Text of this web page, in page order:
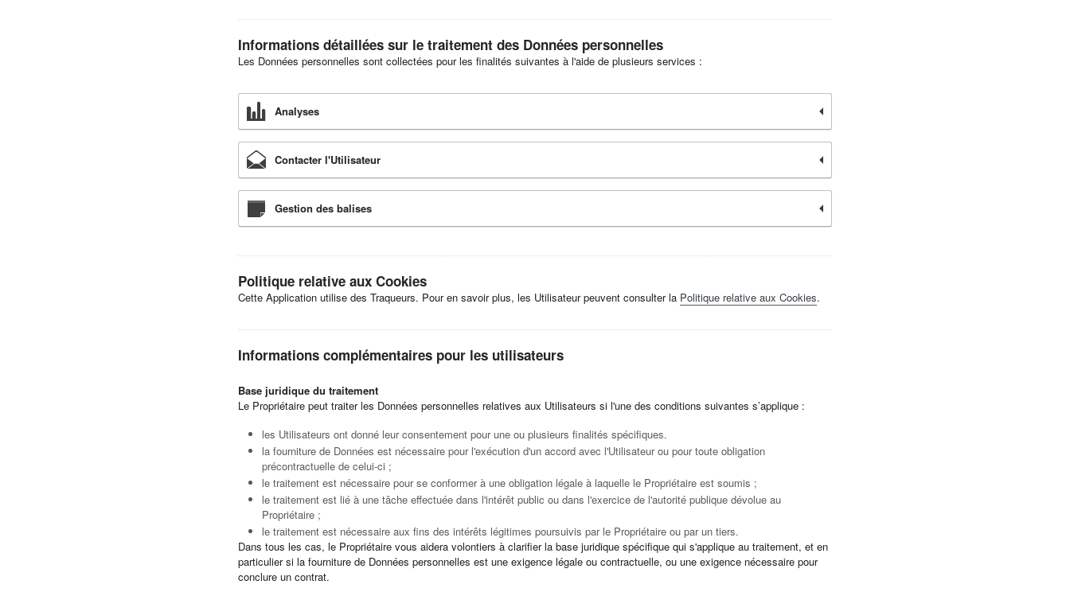
Informations détaillées sur le traitement des Données personnelles
Les Données personnelles sont collectées pour les finalités suivantes à l'aide de plusieurs services :
Analyses
Contacter l'Utilisateur
Gestion des balises
Politique relative aux Cookies
Cette Application utilise des Traqueurs. Pour en savoir plus, les Utilisateur peuvent consulter la Politique relative aux Cookies.
Informations complémentaires pour les utilisateurs
Base juridique du traitement
Le Propriétaire peut traiter les Données personnelles relatives aux Utilisateurs si l'une des conditions suivantes s’applique :
les Utilisateurs ont donné leur consentement pour une ou plusieurs finalités spécifiques.
la fourniture de Données est nécessaire pour l'exécution d'un accord avec l'Utilisateur ou pour toute obligation
précontractuelle de celui-ci ;
le traitement est nécessaire pour se conformer à une obligation légale à laquelle le Propriétaire est soumis ;
le traitement est lié à une tâche effectuée dans l'intérêt public ou dans l'exercice de l'autorité publique dévolue au
Propriétaire ;
le traitement est nécessaire aux fins des intérêts légitimes poursuivis par le Propriétaire ou par un tiers.
Dans tous les cas, le Propriétaire vous aidera volontiers à clarifier la base juridique spécifique qui s'applique au traitement, et en
particulier si la fourniture de Données personnelles est une exigence légale ou contractuelle, ou une exigence nécessaire pour
conclure un contrat.